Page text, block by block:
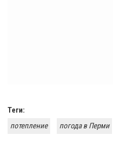
Теги:
потепление
погода в Перми